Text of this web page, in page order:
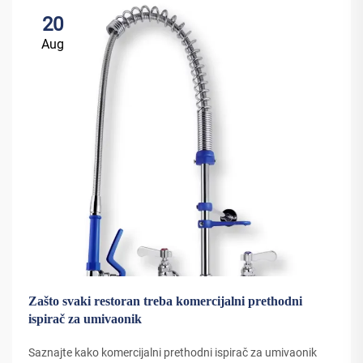
20
Aug
Zašto svaki restoran treba komercijalni prethodni
ispirač za umivaonik
Saznajte kako komercijalni prethodni ispirač za umivaonik